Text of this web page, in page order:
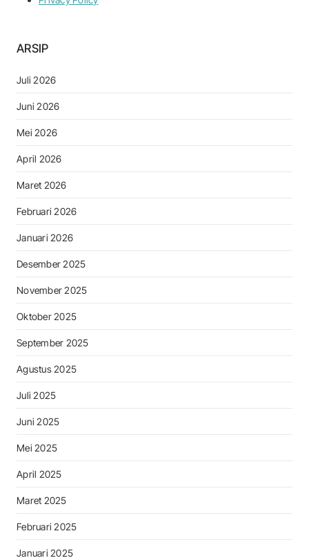
ARSIP
Juli 2026
Juni 2026
Mei 2026
April 2026
Maret 2026
Februari 2026
Januari 2026
Desember 2025
November 2025
Oktober 2025
September 2025
Agustus 2025
Juli 2025
Juni 2025
Mei 2025
April 2025
Maret 2025
Februari 2025
Januari 2025